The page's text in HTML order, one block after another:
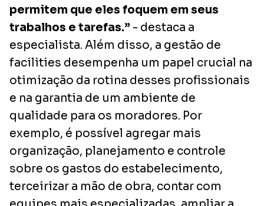
permitem que eles foquem em seus
trabalhos e tarefas.” - destaca a
especialista. Além disso, a gestão de
facilities desempenha um papel crucial na
otimização da rotina desses profissionais
e na garantia de um ambiente de
qualidade para os moradores. Por
exemplo, é possível agregar mais
organização, planejamento e controle
sobre os gastos do estabelecimento,
terceirizar a mão de obra, contar com